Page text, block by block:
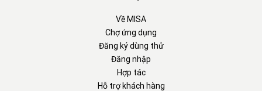
Về MISA
Chợ ứng dụng
Đăng ký dùng thử
Đăng nhập
Hợp tác
Hỗ trợ khách hàng